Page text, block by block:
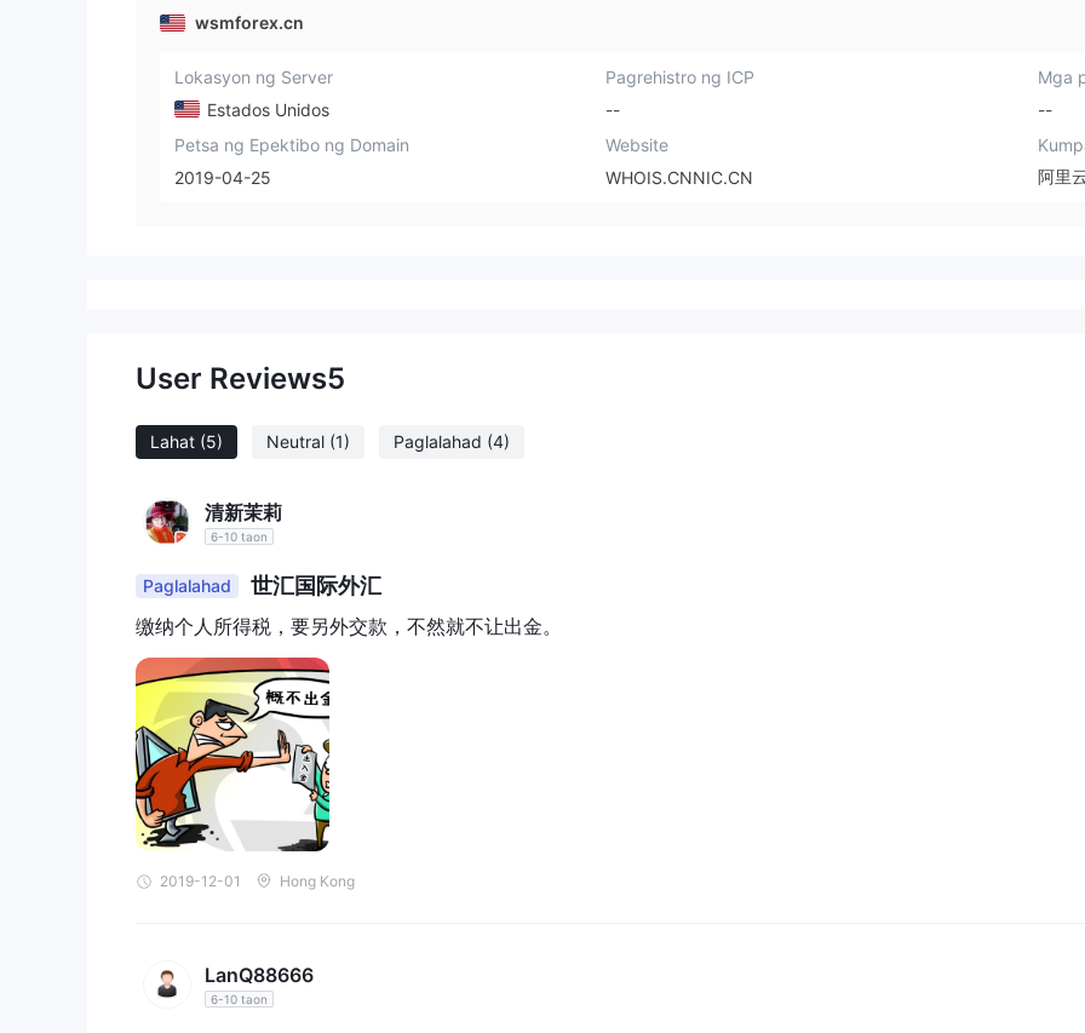
我再怎么哭诉他们都没有再回应。
就这样短短一个星期我的9万元没
了。心急之下我四处寻求帮助，在
似的案件，于是马上跟他们取得了
书，我们承诺客户，不成功不收取
UEX数字资产、安正策略、合生
（信托）、冠亚国际、AscotPrimeL
发情况，谁也预料不到，让我及时
们的原因才使我蒙受这巨大损.失，
wsmforex.cn
Lokasyon ng Server
Estados Unidos
Pagrehistro ng ICP
--
Mga
--
Petsa ng Epektibo ng Domain
2019-04-25
Website
WHOIS.CNNIC.CN
阿里
User Reviews5
Lahat (5) Neutral (1) Paglalahad (4)
清新茉莉
6-10 taon
Paglalahad 世汇国际外汇
缴纳个人所得税，要另外交款，不然就不让出金。
2019-12-01 Hong Kong
LanQ88666
6-10 taon